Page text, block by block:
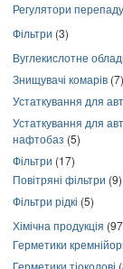
Регулятори
Фільтри (3)
Вуглекислотне
Знищувачі комарів (7)
Устаткування для
Устаткування для
нафтобаз (5)
Фільтри (17)
Повітряні фільтри (9)
Фільтри рідкі (5)
Хімічна продукція
Герметики
Герметики тіоколові